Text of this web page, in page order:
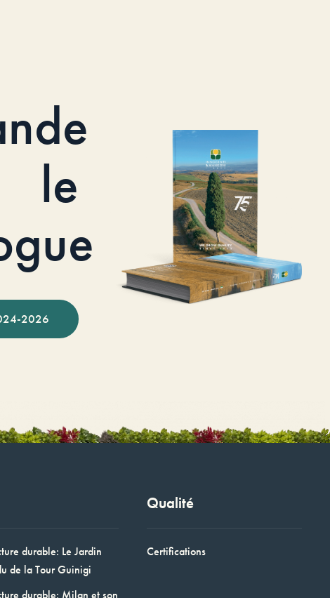
le
2026
durable: Le Jardin
de la Tour Guinigi
durable: Milan et son
Qualité
Certifications